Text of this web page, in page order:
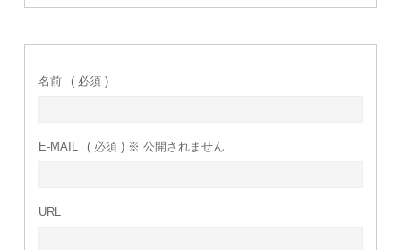
名前 ( 必須 )
E-MAIL ( 必須 ) ※ 公開されません
URL